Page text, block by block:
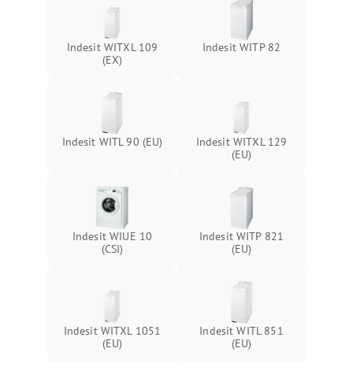
Indesit WITXL 109
(EX)
Indesit WITP 82
Indesit WITL 90 (EU)
Indesit WITXL 129
(EU)
Indesit WIUE 10
(CSI)
Indesit WITP 821
(EU)
Indesit WITXL 1051
(EU)
Indesit WITL 851
(EU)